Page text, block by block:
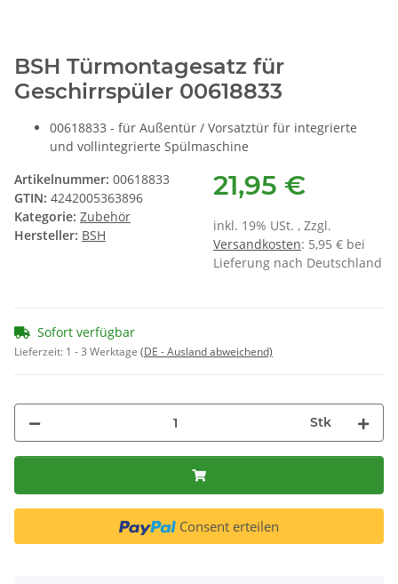
BSH Türmontagesatz für
Geschirrspüler 00618833
00618833 - für Außentür / Vorsatztür für integrierte
und vollintegrierte Spülmaschine
Artikelnummer: 00618833
GTIN: 4242005363896
Kategorie: Zubehör
Hersteller: BSH
21,95 €
inkl. 19% USt. , Zzgl.
Versandkosten: 5,95 € bei
Lieferung nach Deutschland
Sofort verfügbar
Lieferzeit: 1 - 3 Werktage (DE - Ausland abweichend)
Stk
Consent erteilen